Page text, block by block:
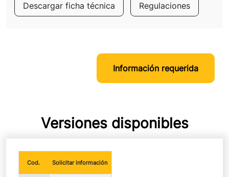
Descargar ficha técnica Regulaciones
Información requerida
Versiones disponibles
Cod. Solicitar información